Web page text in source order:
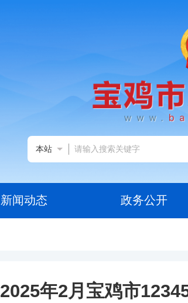
本站
新闻动态 政务公开
2025年2月宝鸡市